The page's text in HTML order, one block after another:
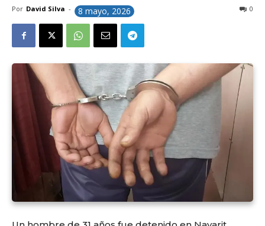
Por David Silva - 8 mayo, 2026 0